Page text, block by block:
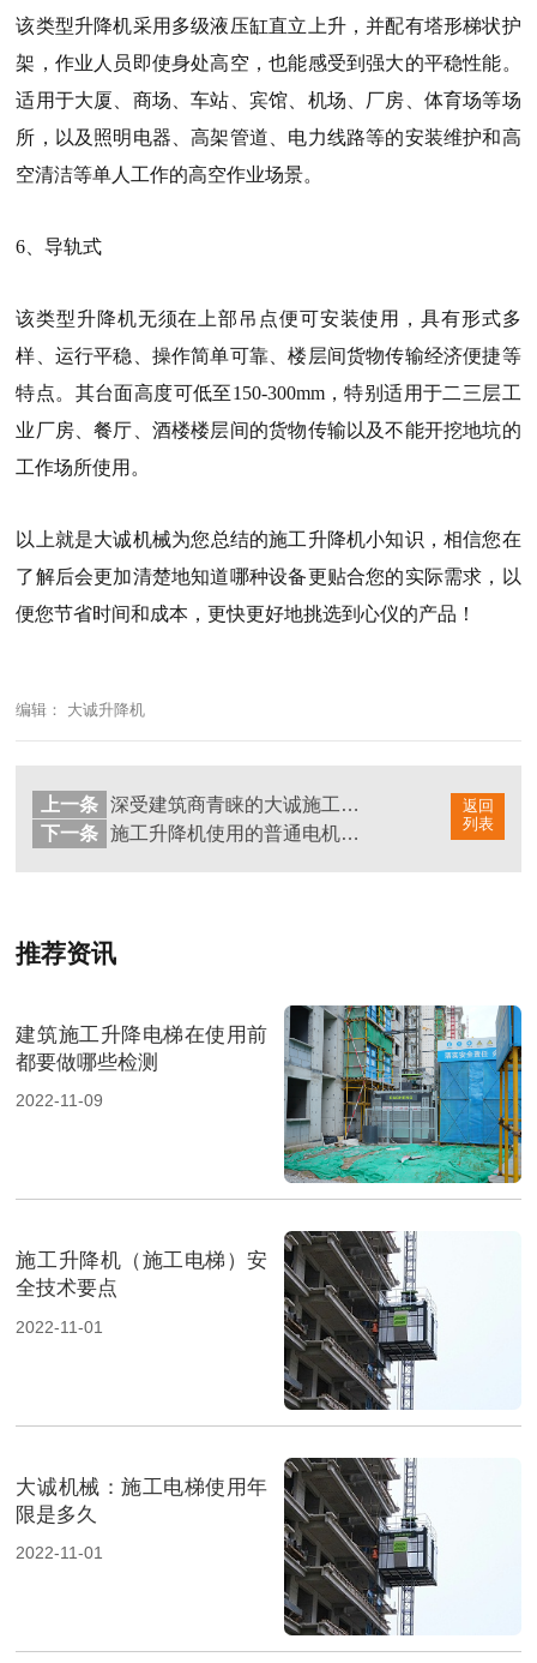
该类型升降机采用多级液压缸直立上升，并配有塔形梯状护
架，作业人员即使身处高空，也能感受到强大的平稳性能。
适用于大厦、商场、车站、宾馆、机场、厂房、体育场等场
所，以及照明电器、高架管道、电力线路等的安装维护和高
空清洁等单人工作的高空作业场景。
6、导轨式
该类型升降机无须在上部吊点便可安装使用，具有形式多
样、运行平稳、操作简单可靠、楼层间货物传输经济便捷等
特点。其台面高度可低至150-300mm，特别适用于二三层工
业厂房、餐厅、酒楼楼层间的货物传输以及不能开挖地坑的
工作场所使用。
以上就是大诚机械为您总结的施工升降机小知识，相信您在
了解后会更加清楚地知道哪种设备更贴合您的实际需求，以
便您节省时间和成本，更快更好地挑选到心仪的产品！
编辑： 大诚升降机
返回
列表
上一条
深受建筑商青睐的大诚施工升降机，性能到底如何？
下一条
施工升降机使用的普通电机与变频电机区别有哪些？
推荐资讯
建筑施工升降电梯在使用前
都要做哪些检测
2022-11-09
施工升降机（施工电梯）安
全技术要点
2022-11-01
大诚机械：施工电梯使用年
限是多久
2022-11-01